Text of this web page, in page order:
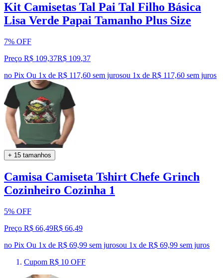
Kit Camisetas Tal Pai Tal Filho Básica
Lisa Verde Papai Tamanho Plus Size
7% OFF
Preço R$ 109,37R$ 109,37
no Pix Ou 1x de R$ 117,60 sem jurosou 1x de R$ 117,60 sem juros
+ 15 tamanhos
Camisa Camiseta Tshirt Chefe Grinch
Cozinheiro Cozinha 1
5% OFF
Preço R$ 66,49R$ 66,49
no Pix Ou 1x de R$ 69,99 sem jurosou 1x de R$ 69,99 sem juros
Cupom R$ 10 OFF